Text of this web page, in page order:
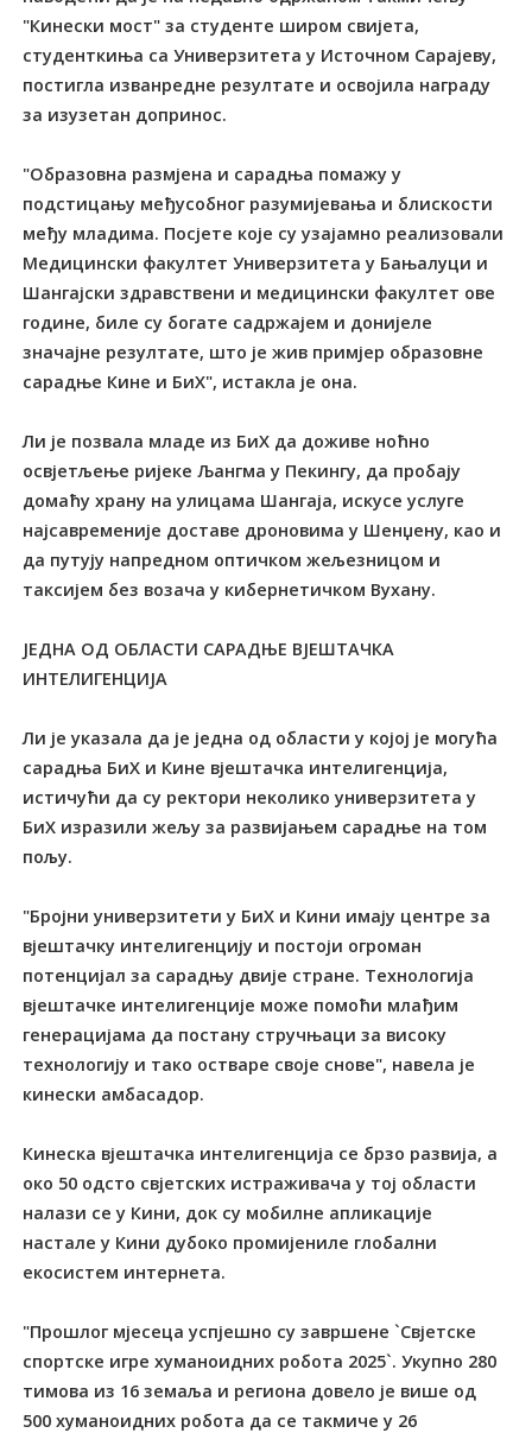
"Кинески мост" за студенте широм свијета,
студенткиња са Универзитета у Источном Сарајеву,
постигла изванредне резултате и освојила награду
за изузетан допринос.
"Образовна размјена и сарадња помажу у
подстицању међусобног разумијевања и блискости
међу младима. Посјете које су узајамно реализовали
Медицински факултет Универзитета у Бањалуци и
Шангајски здравствени и медицински факултет ове
године, биле су богате садржајем и донијеле
значајне резултате, што је жив примјер образовне
сарадње Кине и БиХ", истакла је она.
Ли је позвала младе из БиХ да доживе ноћно
освјетљење ријеке Љaнгма у Пекингу, да пробају
домаћу храну на улицама Шангаја, искусе услуге
најсавременије доставе дроновима у Шенџену, као и
да путују напредном оптичком жељезницом и
таксијем без возача у кибернетичком Вухану.
ЈЕДНА ОД ОБЛАСТИ САРАДЊЕ ВЈЕШТАЧКА
ИНТЕЛИГЕНЦИЈА
Ли је указала да је једна од области у којој је могућа
сарадња БиХ и Кине вјештачка интелигенција,
истичући да су ректори неколико универзитета у
БиХ изразили жељу за развијањем сарадње на том
пољу.
"Бројни универзитети у БиХ и Кини имају центре за
вјештачку интелигенцију и постоји огроман
потенцијал за сарадњу двије стране. Tехнологија
вјештачке интелигенције може помоћи млађим
генерацијама да постану стручњаци за високу
технологију и тако остваре своје снове", навела је
кинески амбасадор.
Кинеска вјештачка интелигенција се брзо развија, а
око 50 одсто свјетских истраживача у тој области
налази се у Кини, док су мобилне апликације
настале у Кини дубоко промијениле глобални
екосистем интернета.
"Прошлог мјесеца успјешно су завршене `Свјетске
спортске игре хуманоидних робота 2025`. Укупно 280
тимова из 16 земаља и региона довело је више од
500 хуманоидних робота да се такмиче у 26